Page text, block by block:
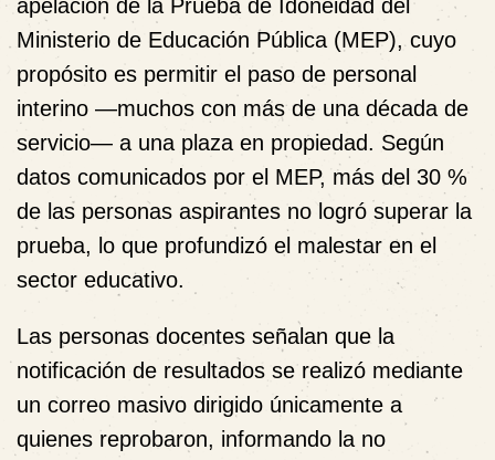
apelación de la Prueba de Idoneidad del
Ministerio de Educación Pública (MEP), cuyo
propósito es permitir el paso de personal
interino —muchos con más de una década de
servicio— a una plaza en propiedad. Según
datos comunicados por el MEP, más del 30 %
de las personas aspirantes no logró superar la
prueba, lo que profundizó el malestar en el
sector educativo.
Las personas docentes señalan que la
notificación de resultados se realizó mediante
un correo masivo dirigido únicamente a
quienes reprobaron, informando la no